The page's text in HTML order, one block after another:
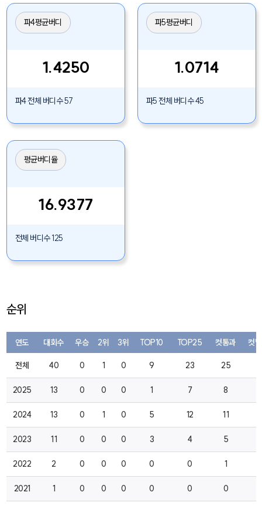
파4평균버디
1.4250
파4 전체 버디수 57
파5평균버디
1.0714
파5 전체 버디수 45
평균버디율
16.9377
전체 버디수 125
순위
연도 대회수 우승 2위 3위 TOP10 TOP25 컷통과 컷
전체 40 0 1 0 9 23 25
2025 13 0 0 0 1 7 8
2024 13 0 1 0 5 12 11
2023 11 0 0 0 3 4 5
2022 2 0 0 0 0 0 1
2021 1 0 0 0 0 0 0